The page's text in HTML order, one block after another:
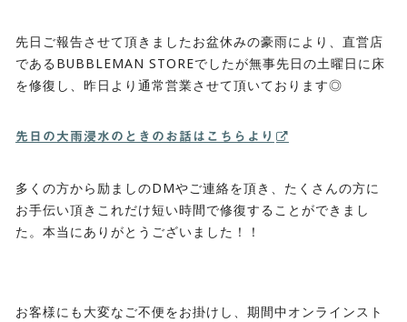
先日ご報告させて頂きましたお盆休みの豪雨により、直営店
であるBUBBLEMAN STOREでしたが無事先日の土曜日に床
を修復し、昨日より通常営業させて頂いております◎
先日の大雨浸水のときのお話はこちらより
多くの方から励ましのDMやご連絡を頂き、たくさんの方に
お手伝い頂きこれだけ短い時間で修復することができまし
た。本当にありがとうございました！！
お客様にも大変なご不便をお掛けし、期間中オンラインスト